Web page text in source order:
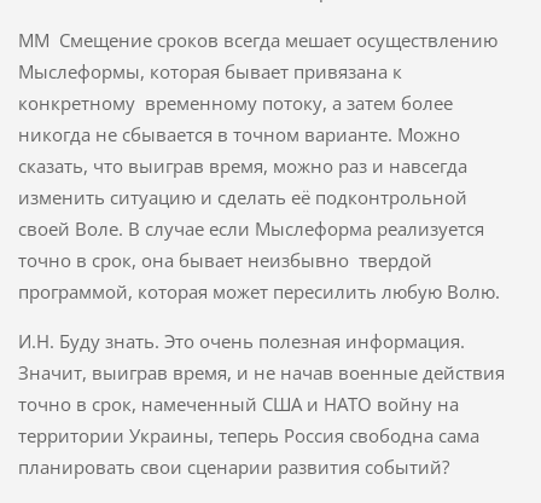
ММ Смещение сроков всегда мешает осуществлению
Мыслеформы, которая бывает привязана к
конкретному временному потоку, а затем более
никогда не сбывается в точном варианте. Можно
сказать, что выиграв время, можно раз и навсегда
изменить ситуацию и сделать её подконтрольной
своей Воле. В случае если Мыслеформа реализуется
точно в срок, она бывает неизбывно твердой
программой, которая может пересилить любую Волю.
И.Н. Буду знать. Это очень полезная информация.
Значит, выиграв время, и не начав военные действия
точно в срок, намеченный США и НАТО войну на
территории Украины, теперь Россия свободна сама
планировать свои сценарии развития событий?